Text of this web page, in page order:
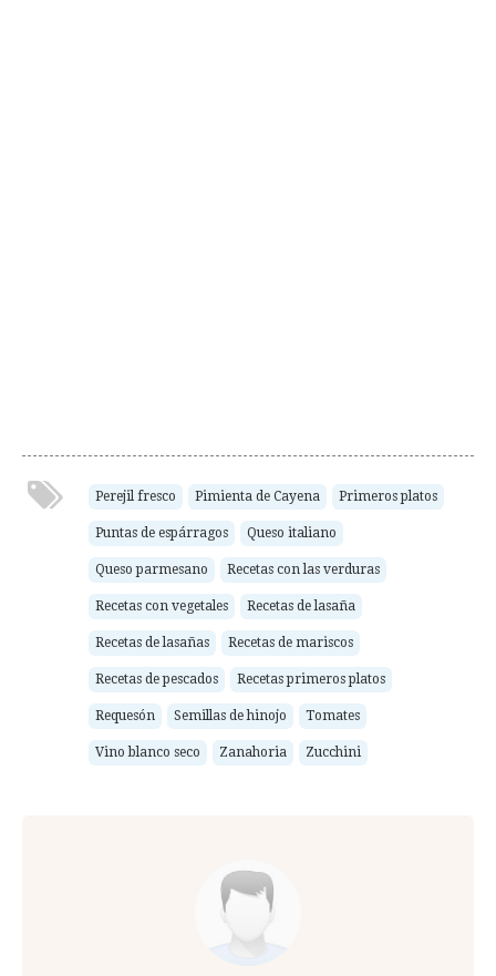
Perejil fresco Pimienta de Cayena Primeros platos
Puntas de espárragos Queso italiano
Queso parmesano Recetas con las verduras
Recetas con vegetales Recetas de lasaña
Recetas de lasañas Recetas de mariscos
Recetas de pescados Recetas primeros platos
Requesón Semillas de hinojo Tomates
Vino blanco seco Zanahoria Zucchini